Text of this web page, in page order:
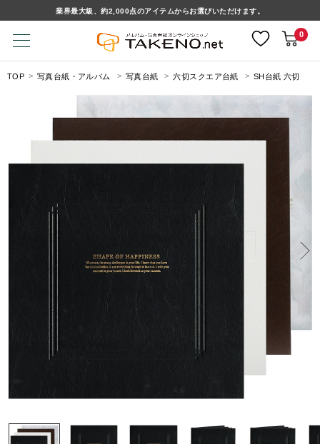
業界最大級、約2,000点のアイテムからお選びいただけます。
0
TOP 写真台紙・アルバム 写真台紙 六切スクエア台紙 SH台紙 六切